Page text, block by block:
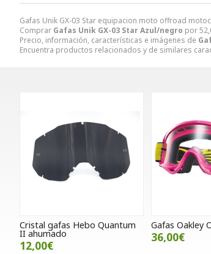
Gafas Unik GX-03 Star equipacion moto offroad
Comprar Gafas Unik GX-03 Star Azul/negro por
Precio, información, características e imágenes de
Encuentra productos relacionados y de similares
Cristal gafas Hebo Quantum
II ahumado
12,00€
Gafas Oakley
36,00€